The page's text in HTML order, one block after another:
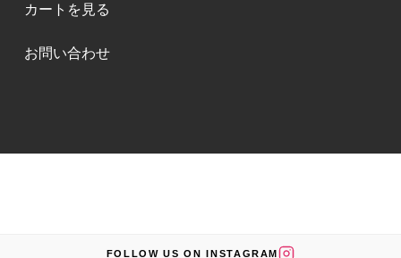
カートを見る
お問い合わせ
FOLLOW US ON INSTAGRAM